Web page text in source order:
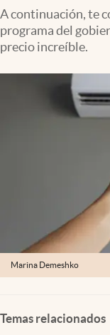
Tv
Clima
Espiritualidad
A continuación, te
programa del
precio increíble.
Marina Demeshko
Temas relacionados